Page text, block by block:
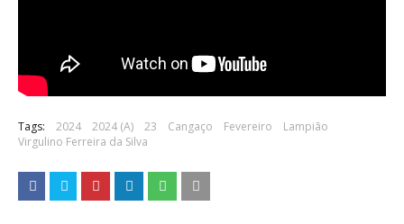
Tags: 2024 2024 (A) 23 Cangaço Fevereiro
Lampião
Virgulino Ferreira da Silva